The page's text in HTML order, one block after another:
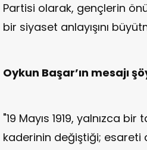
Partisi olarak, gençlerin
bir siyaset anlayışını
Oykun Başar’ın mesajı
"19 Mayıs 1919, yalnızca
kaderinin değiştiği; esareti